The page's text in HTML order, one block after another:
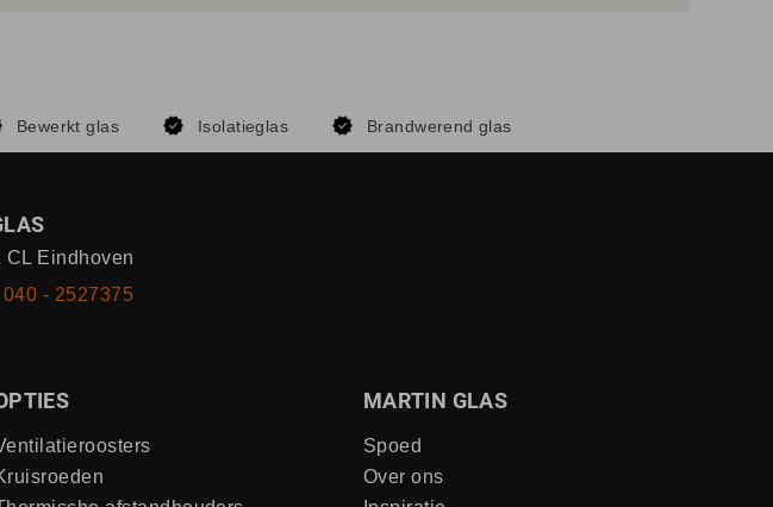
Bewerkt glas Isolatieglas Brandwerend glas
CL Eindhoven
040 - 2527375
MARTIN GLAS
Spoed
Over ons